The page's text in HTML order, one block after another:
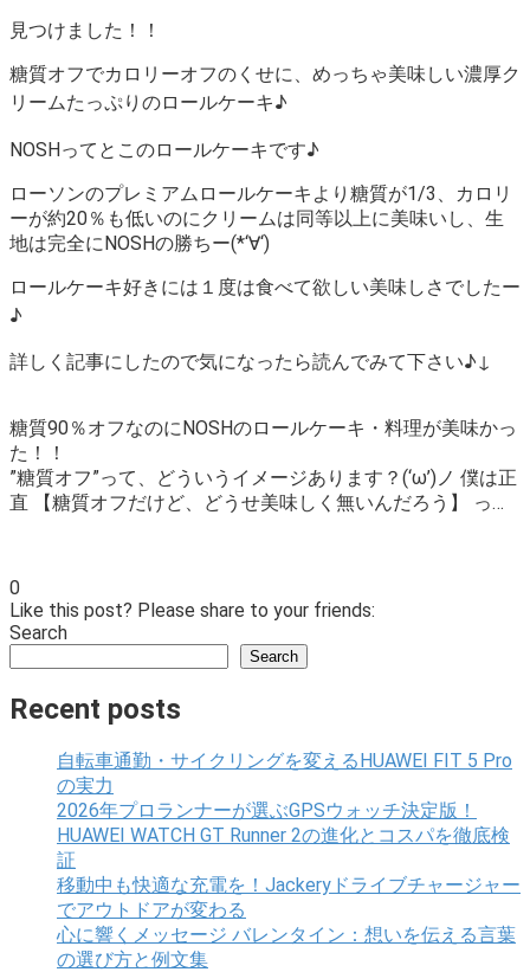
見つけました！！
糖質オフでカロリーオフのくせに、めっちゃ美味しい濃厚ク
リームたっぷりのロールケーキ♪
NOSHってとこのロールケーキです♪
ローソンのプレミアムロールケーキより糖質が1/3、カロリ
ーが約20％も低いのにクリームは同等以上に美味いし、生
地は完全にNOSHの勝ちー(*‘∀‘)
ロールケーキ好きには１度は食べて欲しい美味しさでしたー
♪
詳しく記事にしたので気になったら読んでみて下さい♪↓
糖質90％オフなのにNOSHのロールケーキ・料理が美味かっ
た！！
”糖質オフ”って、どういうイメージあります？(‘ω’)ノ 僕は正
直 【糖質オフだけど、どうせ美味しく無いんだろう】 っ…
0
Like this post? Please share to your friends:
Search
Search
Recent posts
自転車通勤・サイクリングを変えるHUAWEI FIT 5 Pro
の実力
2026年プロランナーが選ぶGPSウォッチ決定版！
HUAWEI WATCH GT Runner 2の進化とコスパを徹底検
証
移動中も快適な充電を！Jackeryドライブチャージャー
でアウトドアが変わる
心に響くメッセージ バレンタイン：想いを伝える言葉
の選び方と例文集